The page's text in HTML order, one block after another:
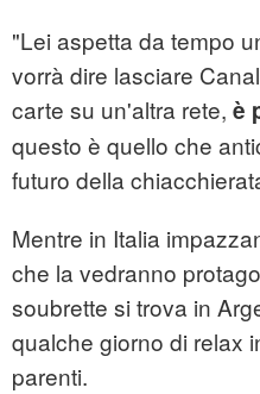
"Lei aspetta da tempo
vorrà dire lasciare
carte su un'altra rete, è
questo è quello che
futuro della
Mentre in Italia
che la vedranno
soubrette si trova in
qualche giorno di relax
parenti.